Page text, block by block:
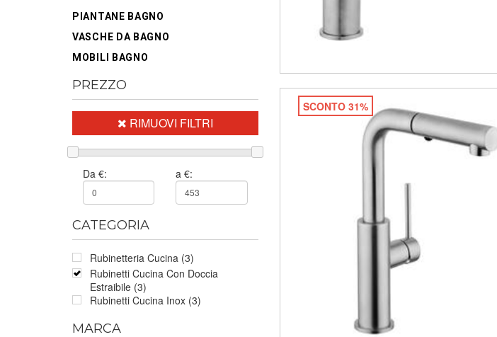
PIANTANE BAGNO
VASCHE DA BAGNO
MOBILI BAGNO
PREZZO
RIMUOVI FILTRI
Da €: a €:
CATEGORIA
Rubinetteria Cucina (3)
Rubinetti Cucina Con Doccia
Estraibile (3)
Rubinetti Cucina Inox (3)
MARCA
SCONTO 31%